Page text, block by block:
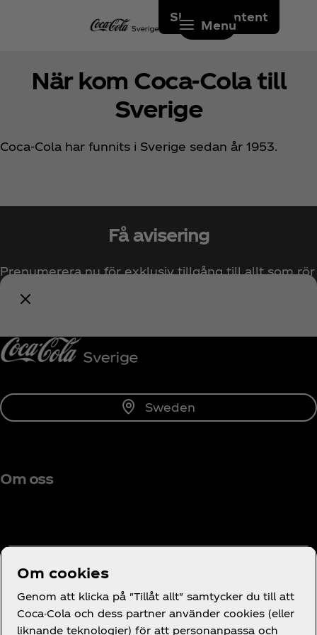
Skip to content
Menu
När kom Coca‑Cola till
Sverige
Coca‑Cola har funnits i Sverige sedan år 1953.
Få avisering
Prenumerera nu för exklusiv tillgång till allt som rör
Coca‑Cola!
Sweden
Om oss
Behöver du hjälp?
Om cookies
Genom att klicka på "Tillåt allt" samtycker du till att
Coca-Cola och dess partner använder cookies (eller
liknande teknologier) för att personanpassa och